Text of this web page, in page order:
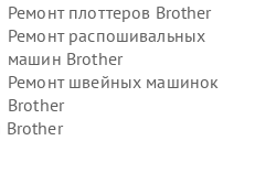
Ремонт плоттеров Brother
Ремонт распошивальных
машин Brother
Ремонт швейных машинок
Brother